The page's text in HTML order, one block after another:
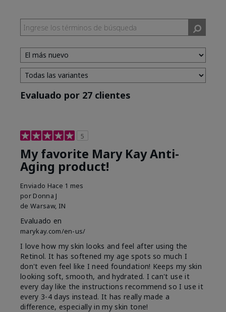
Evaluado por 27 clientes
5
My favorite Mary Kay Anti-
Aging product!
Enviado Hace 1 mes
por Donna J
de Warsaw, IN
Evaluado en
marykay.com/en-us/
I love how my skin looks and feel after using the
Retinol. It has softened my age spots so much I
don't even feel like I need foundation! Keeps my skin
looking soft, smooth, and hydrated. I can't use it
every day like the instructions recommend so I use it
every 3-4 days instead. It has really made a
difference, especially in my skin tone!